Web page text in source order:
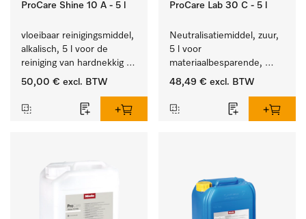
ProCare Shine 10 A - 5 l
vloeibaar reinigingsmiddel,
alkalisch, 5 l voor de
reiniging van hardnekkig
vuil op serviesgoed,
50,00 € excl. BTW
ProCare Lab 30 C - 5 l
Neutralisatiemiddel, zuur,
5 l voor
materiaalbesparende,
machinale reiniging van
gerei.
48,49 € excl. BTW